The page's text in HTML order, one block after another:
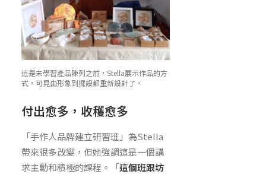
這是未學習產品陳列之前，Stella展示作品的方
式，可見由形象到擺設都重新設計了。
付出愈多，收穫愈多
「手作人品牌建立研習班」為Stella
帶來很多改變，但她強調這是一個講
求主動和積極的課程。「這個班跟坊